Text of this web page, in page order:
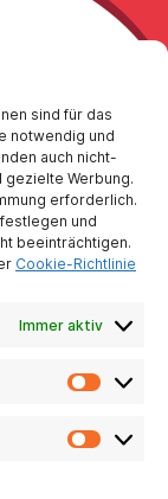
sind für das
notwendig und
auch nicht-
Werbung.
erforderlich.
und
beeinträchtigen.
Cookie-Richtlinie
Immer aktiv
Werbe-
Video-
Daten